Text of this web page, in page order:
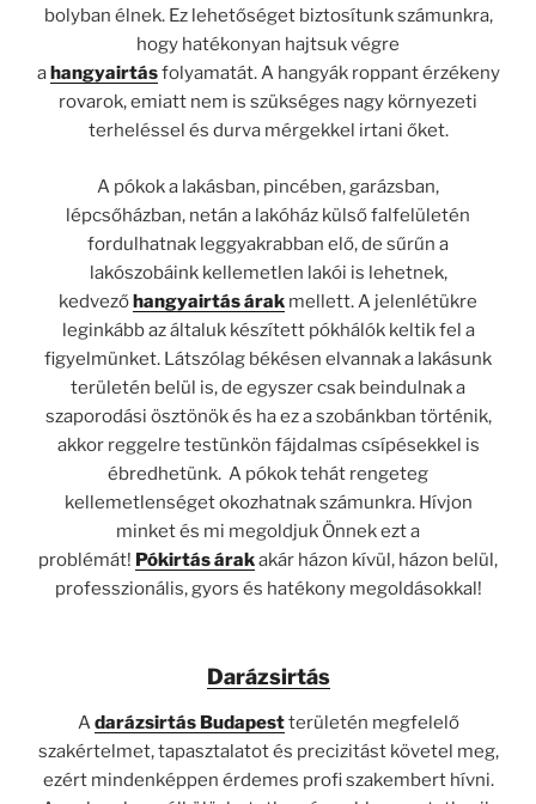
bolyban élnek. Ez lehetőséget biztosítunk számunkra,
hogy hatékonyan hajtsuk végre
a hangyairtásfolyamatát. A hangyák roppant érzékeny
rovarok, emiatt nem is szükséges nagy környezeti
terheléssel és durva mérgekkel irtani őket.
A pókok a lakásban, pincében, garázsban,
lépcsőházban, netán a lakóház külső falfelületén
fordulhatnak leggyakrabban elő, de sűrűn a
lakószobáink kellemetlen lakói is lehetnek,
kedvezőhangyairtás árak mellett. A jelenlétükre
leginkább az általuk készített pókhálók keltik fel a
figyelmünket. Látszólag békésen elvannak a lakásunk
területén belül is, de egyszer csak beindulnak a
szaporodási ösztönök és ha ez a szobánkban történik,
akkor reggelre testünkön fájdalmas csípésekkel is
ébredhetünk. A pókok tehát rengeteg
kellemetlenséget okozhatnak számunkra. Hívjon
minket és mi megoldjuk Önnek ezt a
problémát! Pókirtás árakakár házon kívül, házon belül,
professzionális, gyors és hatékony megoldásokkal!
Darázsirtás
Adarázsirtás Budapestterületén megfelelő
szakértelmet, tapasztalatot és precizitást követel meg,
ezért mindenképpen érdemes profi szakembert hívni.